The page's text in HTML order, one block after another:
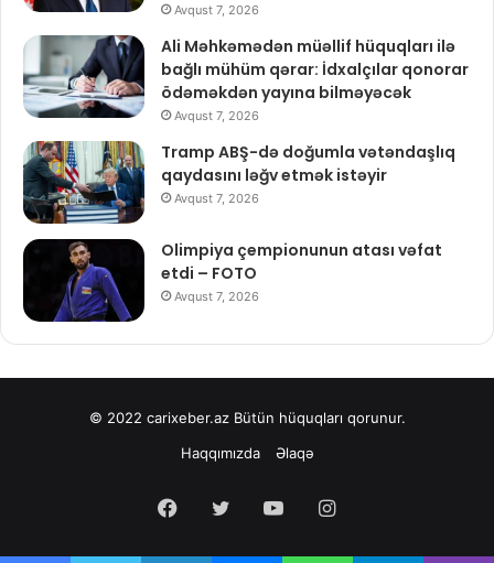
Avqust 7, 2026
Ali Məhkəmədən müəllif hüquqları ilə
bağlı mühüm qərar: İdxalçılar qonorar
ödəməkdən yayına bilməyəcək
Avqust 7, 2026
Tramp ABŞ-də doğumla vətəndaşlıq
qaydasını ləğv etmək istəyir
Avqust 7, 2026
Olimpiya çempionunun atası vəfat
etdi – FOTO
Avqust 7, 2026
© 2022 carixeber.azBütün hüquqları qorunur.
Haqqımızda
Əlaqə
Facebook
Twitter YouTubeInstagram